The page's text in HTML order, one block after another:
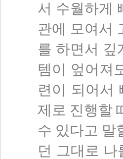
서 수월하게
관에 모여서
를 하면서 깊
템이 엎어져
련이 되어서
제로 진행할
수 있다고 말
던 그대로